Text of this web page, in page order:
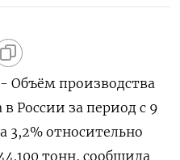
Объём производства
России за период с 9
3,2% относительно
тонн, сообщила